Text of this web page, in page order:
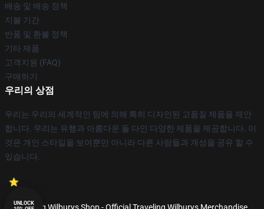
배송 및 배송 정책
지불 기간
반품 및 환불 정책
기타 제품
고객지원 (FAQ)
구매하기
우리의 상점
우리는 우리의 세계적인 팀에 의해 특히 디자인된 고품질 제품을 제안
합니다. 우리는 유행과 아름다운 둘 다인 다양한 제품을 제공합니다. 이
것은 개인 스타일을 보여뿐만 아니라 다른 사람들과 개성을 공유 할 수
있습니다.
UNLOCK